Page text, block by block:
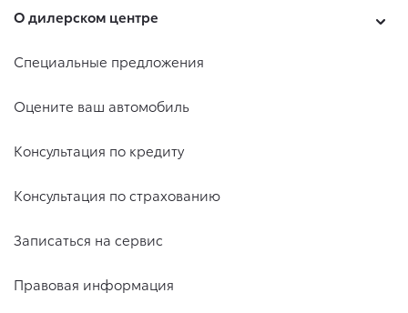
О дилерском центре
Специальные предложения
Оцените ваш автомобиль
Консультация по кредиту
Консультация по страхованию
Записаться на сервис
Правовая информация